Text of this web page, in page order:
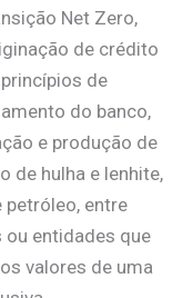
Net Zero,
de crédito
de
do banco,
e produção de
de hulha e lenhite,
petróleo, entre
entidades que
valores de uma